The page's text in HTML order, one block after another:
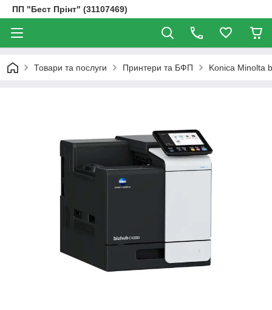
ПП "Бест Прінт" (31107469)
Товари та послуги Принтери та БФП Konica Minolta